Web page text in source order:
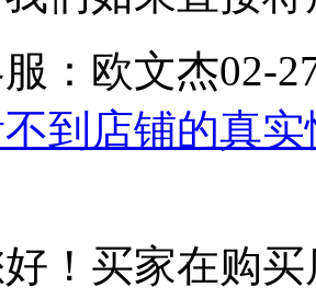
：欧文杰02-
到店铺的真
！买家在购